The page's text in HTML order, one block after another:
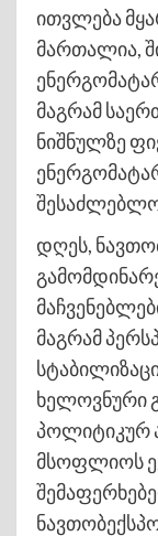
ითვლება
მართალია,
მაგრამ
ნიშნულზე
დღეს,
მაგრამ
ხელოვნური
პოლიტიკურ
მსოფლიოს